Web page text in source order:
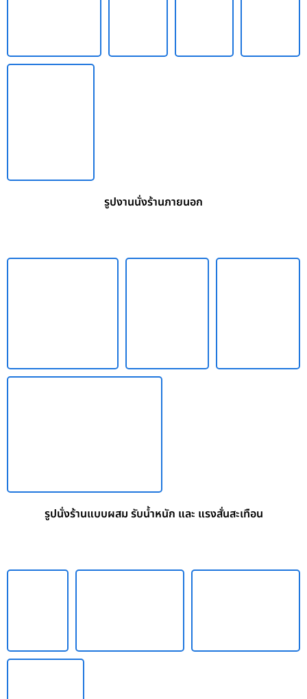
รูปงานนั่งร้านภายนอก
รูปนั่งร้านแบบผสม รับน้ำหนัก และ แรงสั่นสะเทือน